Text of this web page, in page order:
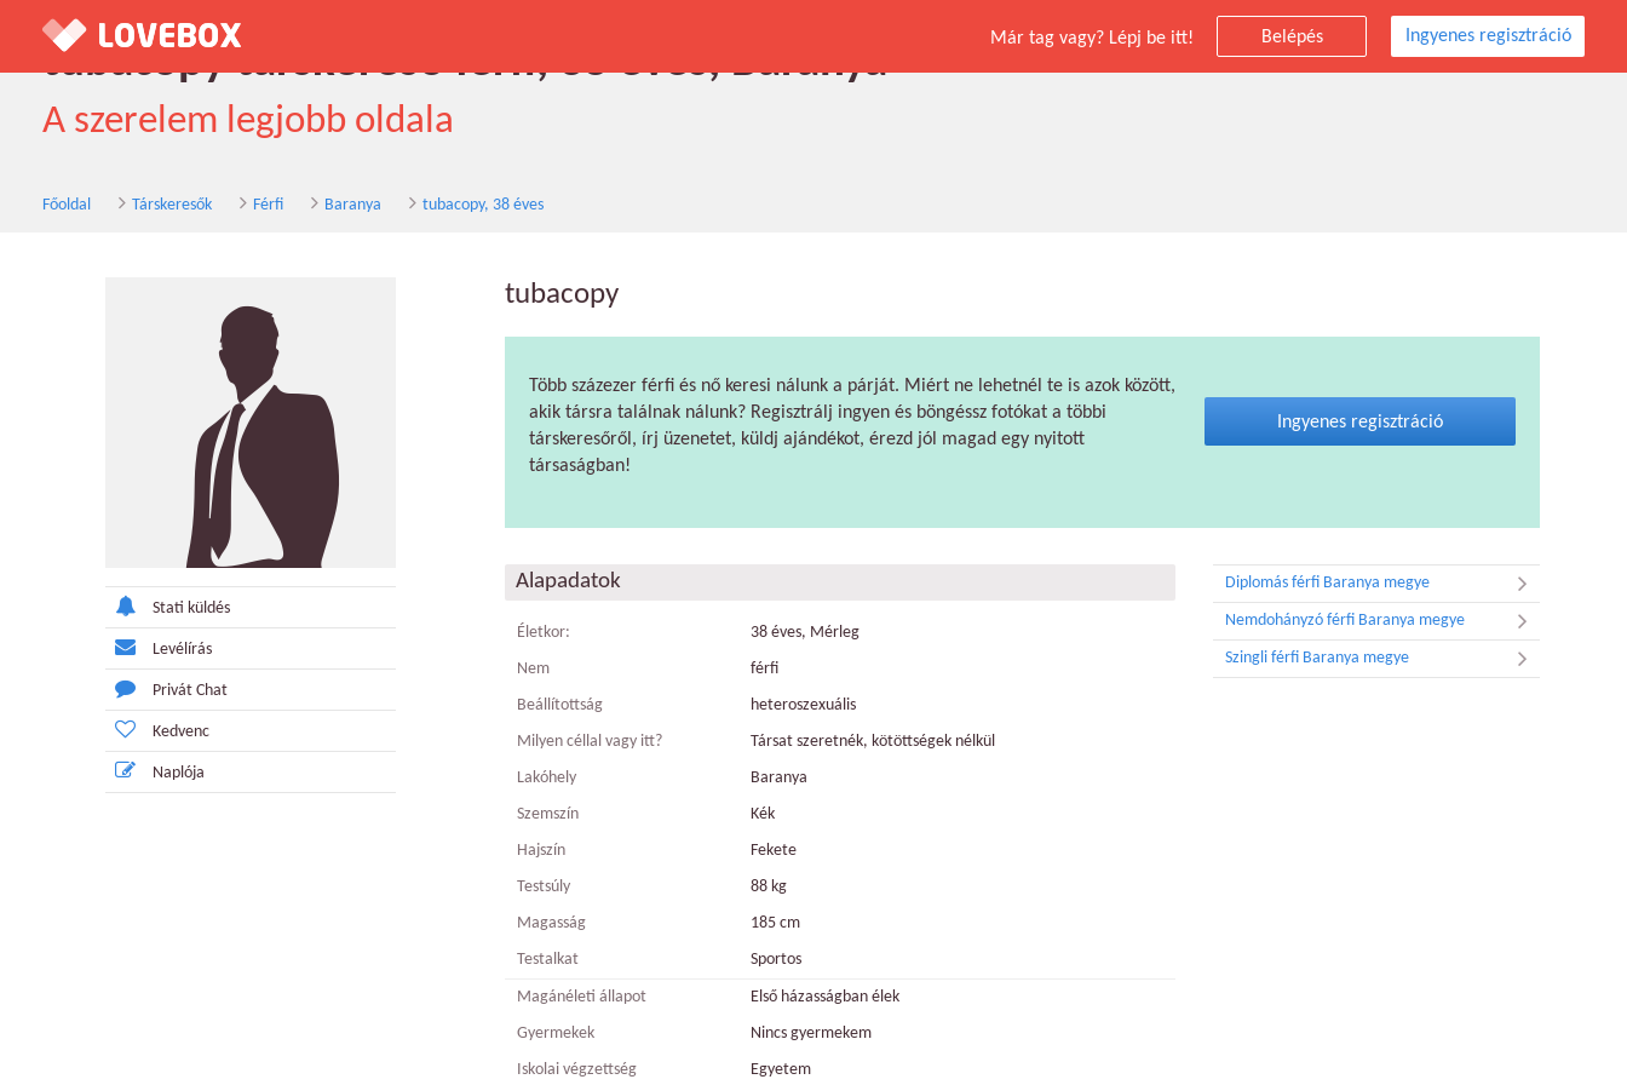
Már tag vagy? Lépj be itt! Belépés Ingyenes regisztráció
tubacopy társkereső férfi, 38 éves, Baranya
A szerelem legjobb oldala
Főoldal Társkeresők Férfi Baranya tubacopy, 38 éves
Stati küldés
Levélírás
Privát Chat
Kedvenc
Naplója
tubacopy
Több százezer férfi és nő keresi nálunk a párját. Miért ne lehetnél te is azok között,
akik társra találnak nálunk? Regisztrálj ingyen és böngéssz fotókat a többi
társkeresőről, írj üzenetet, küldj ajándékot, érezd jól magad egy nyitott
társaságban!
Ingyenes regisztráció
Alapadatok
Életkor:
38 éves, Mérleg
Nem
férfi
Beállítottság
heteroszexuális
Milyen céllal vagy itt?
Társat szeretnék, kötöttségek nélkül
Lakóhely
Baranya
Szemszín
Kék
Hajszín
Fekete
Testsúly
88 kg
Magasság
185 cm
Testalkat
Sportos
Magánéleti állapot
Első házasságban élek
Gyermekek
Nincs gyermekem
Iskolai végzettség
Egyetem
Diplomás férfi Baranya megye
Nemdohányzó férfi Baranya megye
Szingli férfi Baranya megye